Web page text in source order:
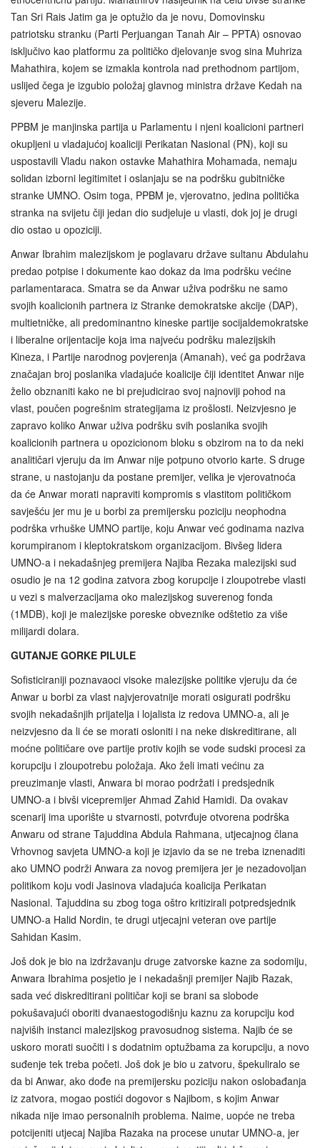
Tan Sri Rais Jatim ga je optužio da je novu, Domovinsku
patriotsku stranku (Parti Perjuangan Tanah Air – PPTA) osnovao
isključivo kao platformu za političko djelovanje svog sina Muhriza
Mahathira, kojem se izmakla kontrola nad prethodnom partijom,
uslijed čega je izgubio položaj glavnog ministra države Kedah na
sjeveru Malezije.
PPBM je manjinska partija u Parlamentu i njeni koalicioni partneri
okupljeni u vladajućoj koaliciji Perikatan Nasional (PN), koji su
uspostavili Vladu nakon ostavke Mahathira Mohamada, nemaju
solidan izborni legitimitet i oslanjaju se na podršku gubitničke
stranke UMNO. Osim toga, PPBM je, vjerovatno, jedina politička
stranka na svijetu čiji jedan dio sudjeluje u vlasti, dok joj je drugi
dio ostao u opoziciji.
Anwar Ibrahim malezijskom je poglavaru države sultanu Abdulahu
predao potpise i dokumente kao dokaz da ima podršku većine
parlamentaraca. Smatra se da Anwar uživa podršku ne samo
svojih koalicionih partnera iz Stranke demokratske akcije (DAP),
multietničke, ali predominantno kineske partije socijaldemokratske
i liberalne orijentacije koja ima najveću podršku malezijskih
Kineza, i Partije narodnog povjerenja (Amanah), već ga podržava
značajan broj poslanika vladajuće koalicije čiji identitet Anwar nije
želio obznaniti kako ne bi prejudicirao svoj najnoviji pohod na
vlast, poučen pogrešnim strategijama iz prošlosti. Neizvjesno je
zapravo koliko Anwar uživa podršku svih poslanika svojih
koalicionih partnera u opozicionom bloku s obzirom na to da neki
analitičari vjeruju da im Anwar nije potpuno otvorio karte. S druge
strane, u nastojanju da postane premijer, velika je vjerovatnoća
da će Anwar morati napraviti kompromis s vlastitom političkom
savješću jer mu je u borbi za premijersku poziciju neophodna
podrška vrhuške UMNO partije, koju Anwar već godinama naziva
korumpiranom i kleptokratskom organizacijom. Bivšeg lidera
UMNO-a i nekadašnjeg premijera Najiba Rezaka malezijski sud
osudio je na 12 godina zatvora zbog korupcije i zloupotrebe vlasti
u vezi s malverzacijama oko malezijskog suverenog fonda
(1MDB), koji je malezijske poreske obveznike odštetio za više
milijardi dolara.
GUTANJE GORKE PILULE
Sofisticiraniji poznavaoci visoke malezijske politike vjeruju da će
Anwar u borbi za vlast najvjerovatnije morati osigurati podršku
svojih nekadašnjih prijatelja i lojalista iz redova UMNO-a, ali je
neizvjesno da li će se morati osloniti i na neke diskreditirane, ali
moćne političare ove partije protiv kojih se vode sudski procesi za
korupciju i zloupotrebu položaja. Ako želi imati većinu za
preuzimanje vlasti, Anwara bi morao podržati i predsjednik
UMNO-a i bivši vicepremijer Ahmad Zahid Hamidi. Da ovakav
scenarij ima uporište u stvarnosti, potvrđuje otvorena podrška
Anwaru od strane Tajuddina Abdula Rahmana, utjecajnog člana
Vrhovnog savjeta UMNO-a koji je izjavio da se ne treba iznenaditi
ako UMNO podrži Anwara za novog premijera jer je nezadovoljan
politikom koju vodi Jasinova vladajuća koalicija Perikatan
Nasional. Tajuddina su zbog toga oštro kritizirali potpredsjednik
UMNO-a Halid Nordin, te drugi utjecajni veteran ove partije
Sahidan Kasim.
Još dok je bio na izdržavanju druge zatvorske kazne za sodomiju,
Anwara Ibrahima posjetio je i nekadašnji premijer Najib Razak,
sada već diskreditirani političar koji se brani sa slobode
pokušavajući oboriti dvanaestogodišnju kaznu za korupciju kod
najviših instanci malezijskog pravosudnog sistema. Najib će se
uskoro morati suočiti i s dodatnim optužbama za korupciju, a novo
suđenje tek treba početi. Još dok je bio u zatvoru, špekuliralo se
da bi Anwar, ako dođe na premijersku poziciju nakon oslobađanja
iz zatvora, mogao postići dogovor s Najibom, s kojim Anwar
nikada nije imao personalnih problema. Naime, uopće ne treba
potcijeniti utjecaj Najiba Razaka na procese unutar UMNO-a, jer